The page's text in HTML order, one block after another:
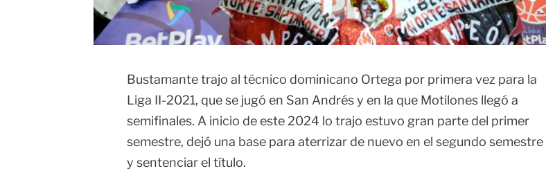
Bustamante trajo al técnico dominicano Ortega por primera vez para la
Liga II-2021, que se jugó en San Andrés y en la que Motilones llegó a
semifinales. A inicio de este 2024 lo trajo estuvo gran parte del primer
semestre, dejó una base para aterrizar de nuevo en el segundo semestre
y sentenciar el título.